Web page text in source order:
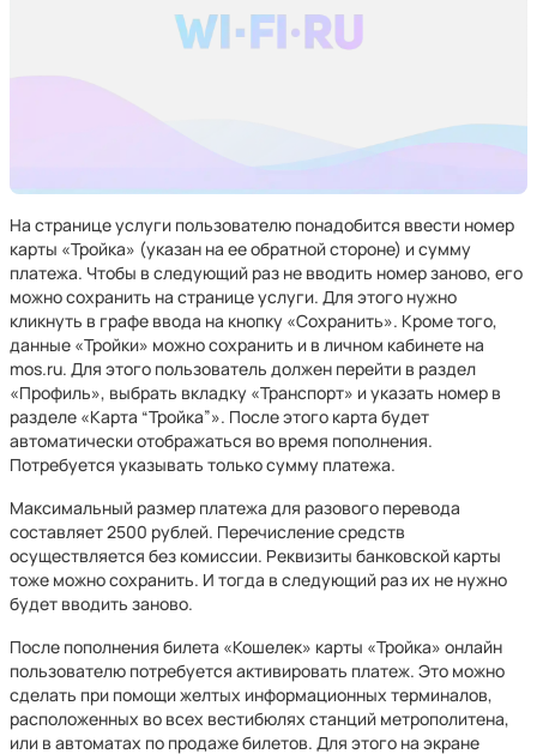
На странице услуги пользователю понадобится ввести номер
карты «Тройка» (указан на ее обратной стороне) и сумму
платежа. Чтобы в следующий раз не вводить номер заново, его
можно сохранить на странице услуги. Для этого нужно
кликнуть в графе ввода на кнопку «Сохранить». Кроме того,
данные «Тройки» можно сохранить и в личном кабинете на
mos.ru. Для этого пользователь должен перейти в раздел
«Профиль», выбрать вкладку «Транспорт» и указать номер в
разделе «Карта “Тройка”». После этого карта будет
автоматически отображаться во время пополнения.
Потребуется указывать только сумму платежа.
Максимальный размер платежа для разового перевода
составляет 2500 рублей. Перечисление средств
осуществляется без комиссии. Реквизиты банковской карты
тоже можно сохранить. И тогда в следующий раз их не нужно
будет вводить заново.
После пополнения билета «Кошелек» карты «Тройка» онлайн
пользователю потребуется активировать платеж. Это можно
сделать при помощи желтых информационных терминалов,
расположенных во всех вестибюлях станций метрополитена,
или в автоматах по продаже билетов. Для этого на экране